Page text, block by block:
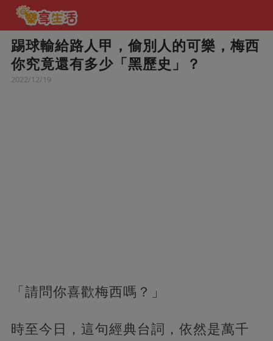
踢球輸給路人甲，偷別人的可樂，梅西
你究竟還有多少「黑歷史」？
2022/12/19
「請問你喜歡梅西嗎？」
時至今日，這句經典台詞，依然是萬千